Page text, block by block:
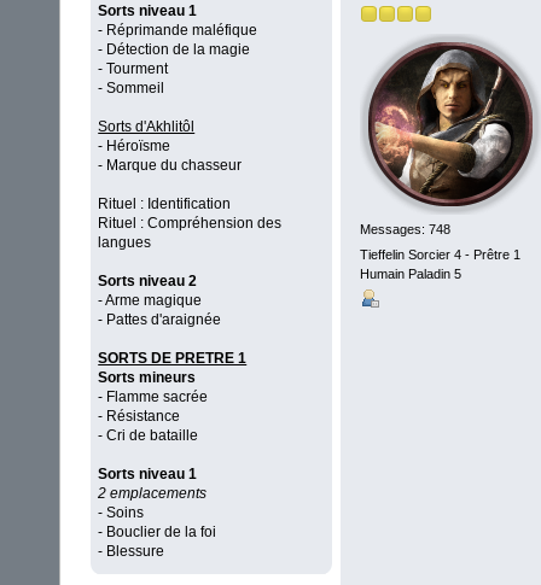
Sorts niveau 1
- Réprimande maléfique
- Détection de la magie
- Tourment
- Sommeil
Sorts d'Akhlitôl
- Héroïsme
- Marque du chasseur
Rituel : Identification
Rituel : Compréhension des
langues
Sorts niveau 2
- Arme magique
- Pattes d'araignée
SORTS DE PRETRE 1
Sorts mineurs
- Flamme sacrée
- Résistance
- Cri de bataille
Sorts niveau 1
2 emplacements
- Soins
- Bouclier de la foi
- Blessure
Messages: 748
Tieffelin Sorcier 4 - Prêtre 1
Humain Paladin 5